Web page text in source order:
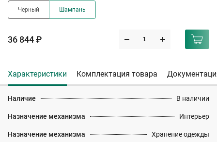
Черный Шампань
36 844 ₽
Характеристики Комплектация товара
Наличие В наличии
Назначение механизма Интерьер
Назначение механизма Хранение одежды